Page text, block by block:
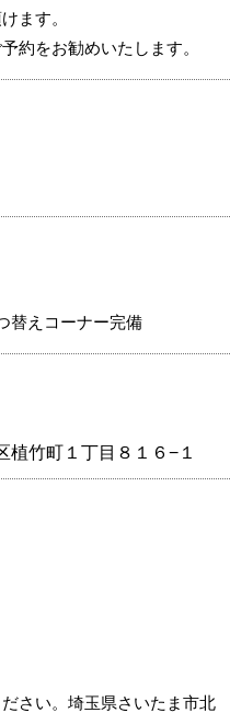
ます。
約をお勧めいたします。
替えコーナー完備
植竹町１丁目８１６−１
さい。埼玉県さいたま市北